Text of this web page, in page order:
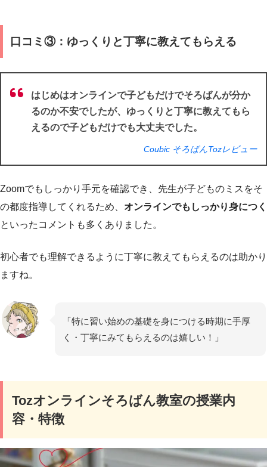
口コミ③：ゆっくりと丁寧に教えてもらえる
はじめはオンラインで子どもだけでそろばんが分か
るのか不安でしたが、ゆっくりと丁寧に教えてもら
えるので子どもだけでも大丈夫でした。
Coubic そろばんTozレビュー
Zoomでもしっかり手元を確認でき、先生が子どものミスをそ
の都度指導してくれるため、 オンラインでもしっかり身につく
といったコメントも多くありました。
初心者でも理解できるように丁寧に教えてもらえるのは助かり
ますね。
「特に習い始めの基礎を身につける時期に手厚
く・丁寧にみてもらえるのは嬉しい！」
Tozオンラインそろばん教室の授業内
容・特徴